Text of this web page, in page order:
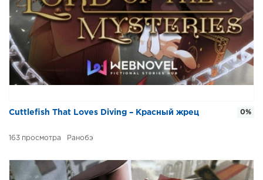
Cuttlefish That Loves Diving – Красный жрец
163 Ранобэ
0%